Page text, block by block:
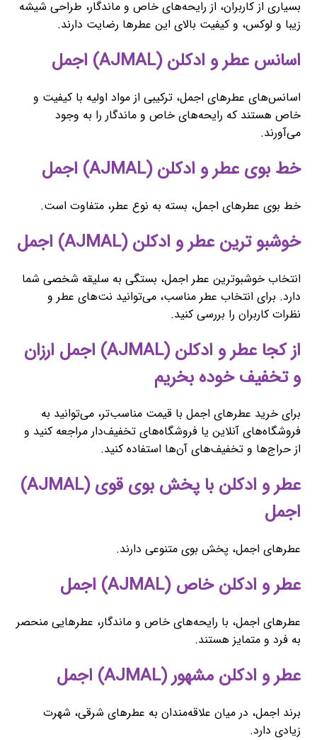
بسیاری از کاربران، از رایحه‌های خاص و ماندگار، طراحی شیشه
زیبا و لوکس، و کیفیت بالای این عطرها رضایت دارند.
اسانس عطر و ادکلن (AJMAL) اجمل
اسانس‌های عطرهای اجمل، ترکیبی از مواد اولیه با کیفیت و
خاص هستند که رایحه‌های خاص و ماندگار را به وجود
می‌آورند.
خط بوی عطر و ادکلن (AJMAL) اجمل
خط بوی عطرهای اجمل، بسته به نوع عطر، متفاوت است.
خوشبو ترین عطر و ادکلن (AJMAL) اجمل
انتخاب خوشبوترین عطر اجمل، بستگی به سلیقه شخصی شما
دارد. برای انتخاب عطر مناسب، می‌توانید نت‌های عطر و
نظرات کاربران را بررسی کنید.
از کجا عطر و ادکلن (AJMAL) اجمل ارزان
و تخفیف خوده بخریم
برای خرید عطرهای اجمل با قیمت مناسب‌تر، می‌توانید به
فروشگاه‌های آنلاین یا فروشگاه‌های تخفیف‌دار مراجعه کنید و
از حراج‌ها و تخفیف‌های آن‌ها استفاده کنید.
عطر و ادکلن با پخش بوی قوی (AJMAL)
اجمل
عطرهای اجمل، پخش بوی متنوعی دارند.
عطر و ادکلن خاص (AJMAL) اجمل
عطرهای اجمل، با رایحه‌های خاص و ماندگار، عطرهایی منحصر
به فرد و متمایز هستند.
عطر و ادکلن مشهور (AJMAL) اجمل
برند اجمل، در میان علاقه‌مندان به عطرهای شرقی، شهرت
زیادی دارد.